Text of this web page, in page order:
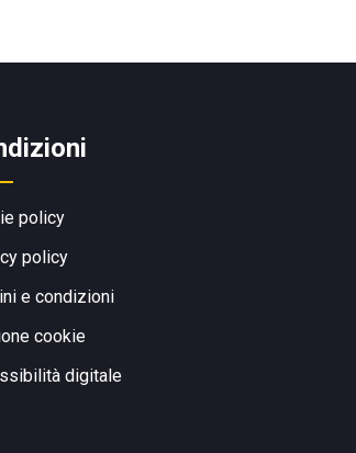
policy
policy
e condizioni
cookie
digitale